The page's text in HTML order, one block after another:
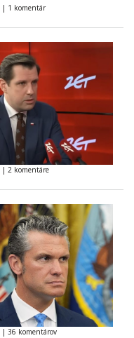
| 1 komentár
| 2 komentáre
| 36 komentárov